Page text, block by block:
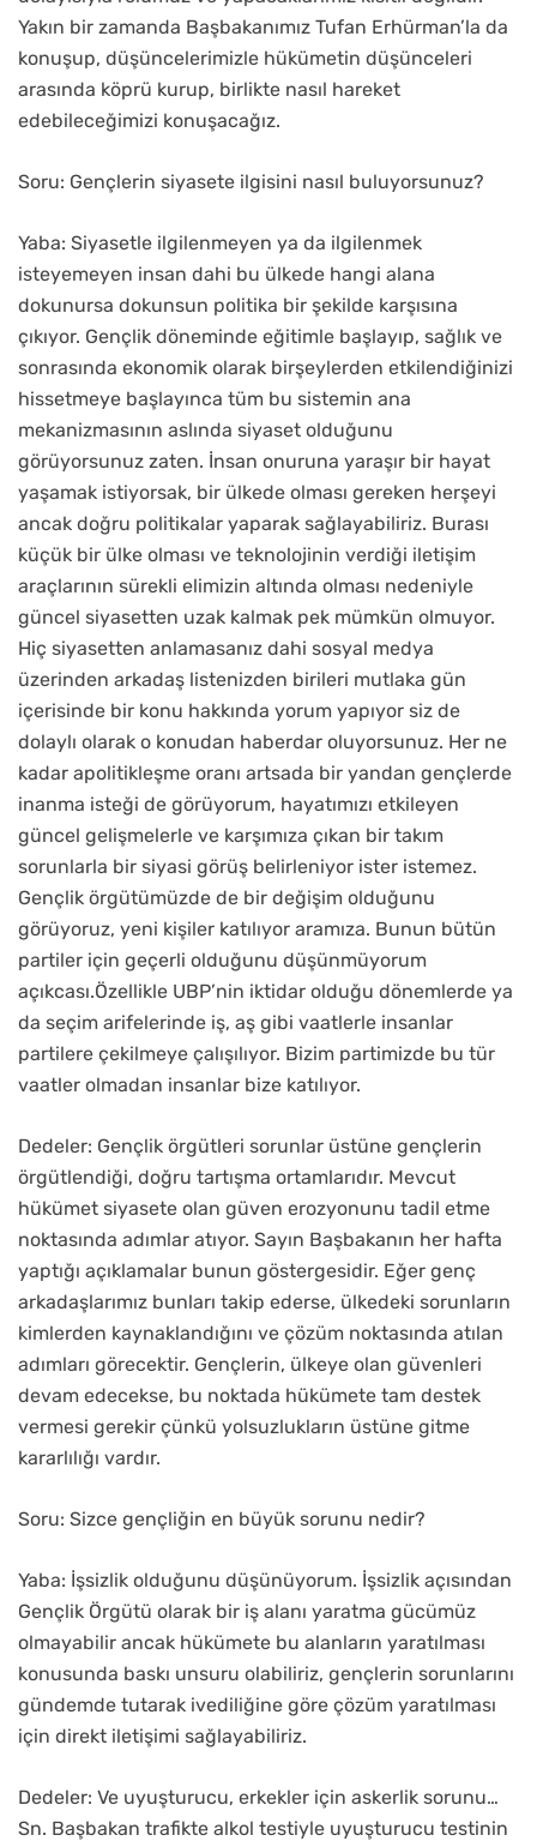
Yakın bir zamanda Başbakanımız Tufan Erhürman’la da
konuşup, düşüncelerimizle hükümetin düşünceleri
arasında köprü kurup, birlikte nasıl hareket
edebileceğimizi konuşacağız.
Soru: Gençlerin siyasete ilgisini nasıl buluyorsunuz?
Yaba: Siyasetle ilgilenmeyen ya da ilgilenmek
isteyemeyen insan dahi bu ülkede hangi alana
dokunursa dokunsun politika bir şekilde karşısına
çıkıyor. Gençlik döneminde eğitimle başlayıp, sağlık ve
sonrasında ekonomik olarak birşeylerden etkilendiğinizi
hissetmeye başlayınca tüm bu sistemin ana
mekanizmasının aslında siyaset olduğunu
görüyorsunuz zaten. İnsan onuruna yaraşır bir hayat
yaşamak istiyorsak, bir ülkede olması gereken herşeyi
ancak doğru politikalar yaparak sağlayabiliriz. Burası
küçük bir ülke olması ve teknolojinin verdiği iletişim
araçlarının sürekli elimizin altında olması nedeniyle
güncel siyasetten uzak kalmak pek mümkün olmuyor.
Hiç siyasetten anlamasanız dahi sosyal medya
üzerinden arkadaş listenizden birileri mutlaka gün
içerisinde bir konu hakkında yorum yapıyor siz de
dolaylı olarak o konudan haberdar oluyorsunuz. Her ne
kadar apolitikleşme oranı artsada bir yandan gençlerde
inanma isteği de görüyorum, hayatımızı etkileyen
güncel gelişmelerle ve karşımıza çıkan bir takım
sorunlarla bir siyasi görüş belirleniyor ister istemez.
Gençlik örgütümüzde de bir değişim olduğunu
görüyoruz, yeni kişiler katılıyor aramıza. Bunun bütün
partiler için geçerli olduğunu düşünmüyorum
açıkcası.Özellikle UBP’nin iktidar olduğu dönemlerde ya
da seçim arifelerinde iş, aş gibi vaatlerle insanlar
partilere çekilmeye çalışılıyor. Bizim partimizde bu tür
vaatler olmadan insanlar bize katılıyor.
Dedeler: Gençlik örgütleri sorunlar üstüne gençlerin
örgütlendiği, doğru tartışma ortamlarıdır. Mevcut
hükümet siyasete olan güven erozyonunu tadil etme
noktasında adımlar atıyor. Sayın Başbakanın her hafta
yaptığı açıklamalar bunun göstergesidir. Eğer genç
arkadaşlarımız bunları takip ederse, ülkedeki sorunların
kimlerden kaynaklandığını ve çözüm noktasında atılan
adımları görecektir. Gençlerin, ülkeye olan güvenleri
devam edecekse, bu noktada hükümete tam destek
vermesi gerekir çünkü yolsuzlukların üstüne gitme
kararlılığı vardır.
Soru: Sizce gençliğin en büyük sorunu nedir?
Yaba: İşsizlik olduğunu düşünüyorum. İşsizlik açısından
Gençlik Örgütü olarak bir iş alanı yaratma gücümüz
olmayabilir ancak hükümete bu alanların yaratılması
konusunda baskı unsuru olabiliriz, gençlerin sorunlarını
gündemde tutarak ivediliğine göre çözüm yaratılması
için direkt iletişimi sağlayabiliriz.
Dedeler: Ve uyuşturucu, erkekler için askerlik sorunu…
Sn. Başbakan trafikte alkol testiyle uyuşturucu testinin